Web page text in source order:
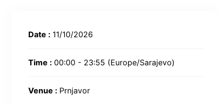
Date : 11/10/2026
Time : 00:00 - 23:55 (Europe/Sarajevo)
Venue : Prnjavor